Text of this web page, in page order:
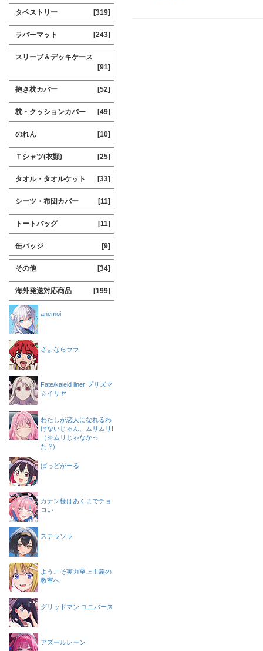
タペストリー [319]
ラバーマット [243]
スリーブ＆デッキケース
[91]
抱き枕カバー [52]
枕・クッションカバー [49]
のれん [10]
Ｔシャツ(衣類) [25]
タオル・タオルケット [33]
シーツ・布団カバー [11]
トートバッグ [11]
缶バッジ [9]
その他 [34]
海外発送対応商品 [199]
anemoi
さよならララ
Fate/kaleid liner プリズマ
☆イリヤ
わたしが恋人になれるわ
けないじゃん、ムリムリ!
（※ムリじゃなかっ
た!?）
ばっどがーる
カナン様はあくまでチョ
ロい
ステラソラ
ようこそ実力至上主義の
教室へ
グリッドマン ユニバース
アズールレーン